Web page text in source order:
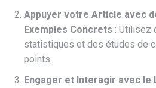
Appuyer votre Article avec
Exemples Concrets : Utilisez
statistiques et des études de
points.
Engager et Interagir avec le